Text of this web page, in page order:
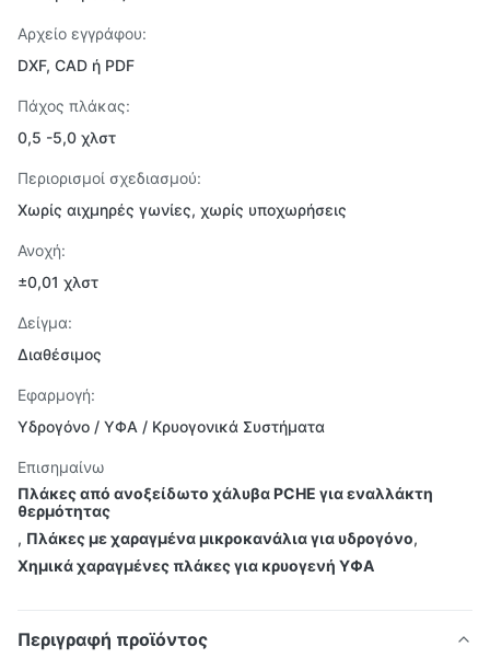
Αρχείο εγγράφου:
DXF, CAD ή PDF
Πάχος πλάκας:
0,5 -5,0 χλστ
Περιορισμοί σχεδιασμού:
Χωρίς αιχμηρές γωνίες, χωρίς υποχωρήσεις
Ανοχή:
±0,01 χλστ
Δείγμα:
Διαθέσιμος
Εφαρμογή:
Υδρογόνο / ΥΦΑ / Κρυογονικά Συστήματα
Επισημαίνω
Πλάκες από ανοξείδωτο χάλυβα PCHE για εναλλάκτη
θερμότητας
, Πλάκες με χαραγμένα μικροκανάλια για υδρογόνο,
Χημικά χαραγμένες πλάκες για κρυογενή ΥΦΑ
Περιγραφή προϊόντος